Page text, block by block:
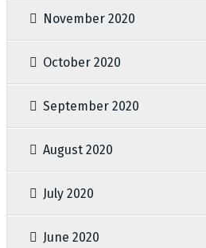
November 2020
October 2020
September 2020
August 2020
July 2020
June 2020